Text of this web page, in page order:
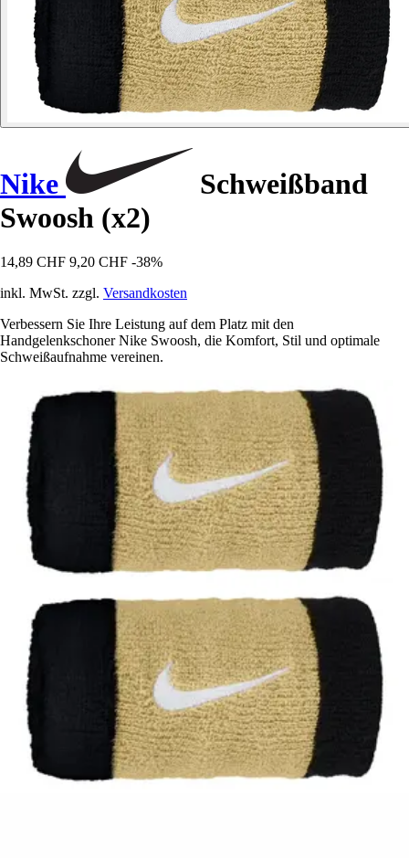
Nike
Schweißband
Swoosh (x2)
14,89 CHF 9,20 CHF -38%
inkl. MwSt. zzgl. Versandkosten
Verbessern Sie Ihre Leistung auf dem Platz mit den
Handgelenkschoner Nike Swoosh, die Komfort, Stil und optimale
Schweißaufnahme vereinen.